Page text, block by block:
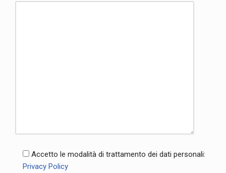
Accetto le modalità di trattamento dei dati personali:
Privacy Policy